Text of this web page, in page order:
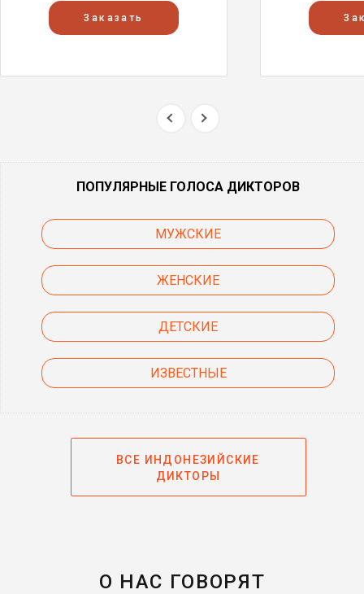
Заказать
ПОПУЛЯРНЫЕ ГОЛОСА ДИКТОРОВ
МУЖСКИЕ
ЖЕНСКИЕ
ДЕТСКИЕ
ИЗВЕСТНЫЕ
ВСЕ ИНДОНЕЗИЙСКИЕ
ДИКТОРЫ
О НАС ГОВОРЯТ